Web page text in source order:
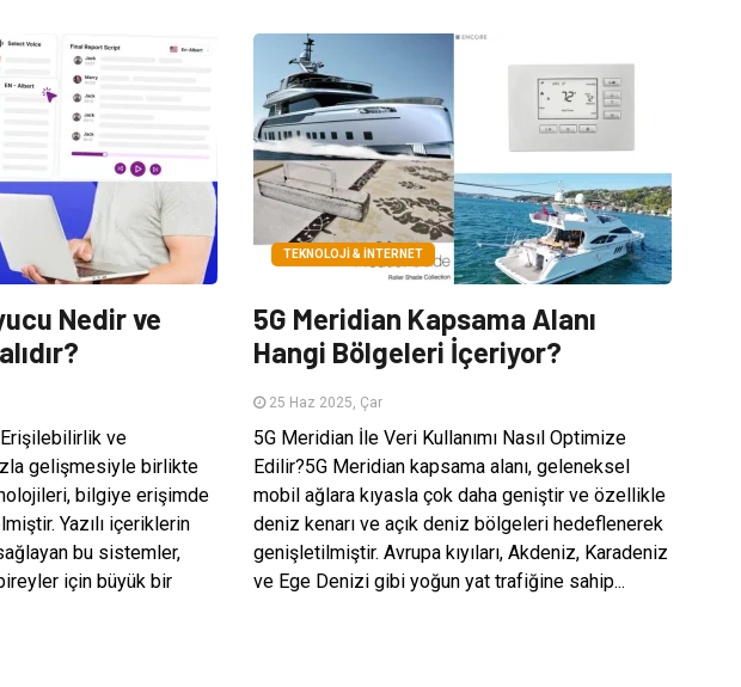
Nedir ve
ve
gelişmesiyle birlikte
bilgiye erişimde
Yazılı içeriklerin
bu sistemler,
için büyük bir
TEKNOLOJI & İNTERNET
5G Meridian Kapsama Alanı
Hangi Bölgeleri İçeriyor?
25 Haz 2025, Çar
5G Meridian İle Veri Kullanımı Nasıl Optimize
Edilir?5G Meridian kapsama alanı, geleneksel
mobil ağlara kıyasla çok daha geniştir ve özellikle
deniz kenarı ve açık deniz bölgeleri hedeflenerek
genişletilmiştir. Avrupa kıyıları, Akdeniz, Karadeniz
ve Ege Denizi gibi yoğun yat trafiğine sahip...